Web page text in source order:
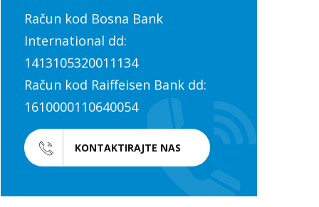
Račun kod Bosna Bank
International dd:
1413105320011134
Račun kod Raiffeisen Bank dd:
1610000110640054
KONTAKTIRAJTE NAS